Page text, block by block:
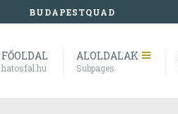
BUDAPESTQUAD
FŐOLDAL
hatosfal.hu
ALOLDALAK
Subpages